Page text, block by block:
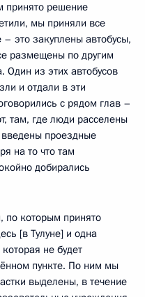
принято решение
мы приняли все
это закуплены автобусы,
размещены по другим
из этих автобусов
и отдали в эти
с рядом глав –
там, где люди расселены
проездные
на то что там
добирались
по которым принято
[в Тулуне] и одна
не будет
пункте. По ним мы
выделены, в течение